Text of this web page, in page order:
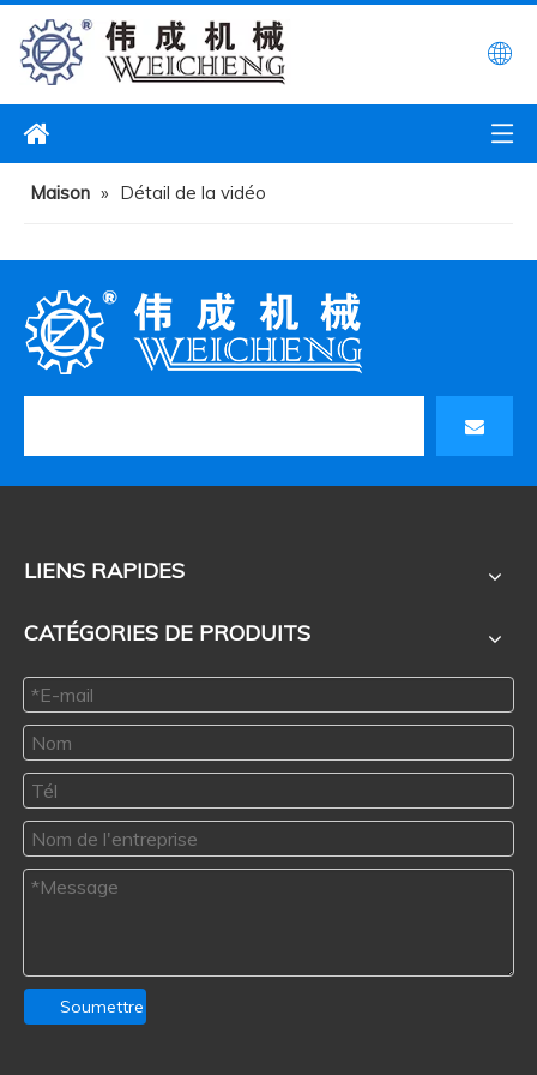
Maison » Détail de la vidéo
LIENS RAPIDES
CATÉGORIES DE PRODUITS
Soumettre